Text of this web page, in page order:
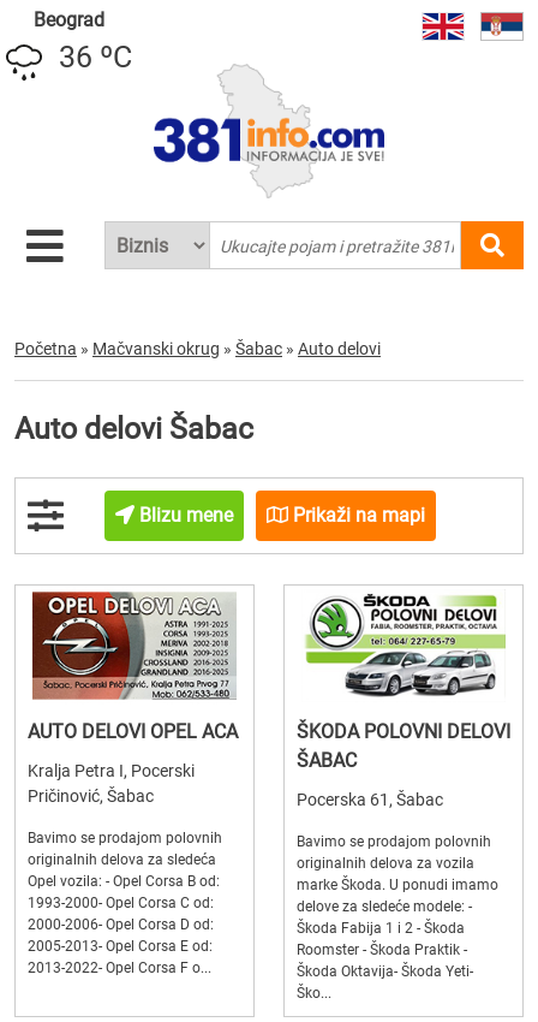
Beograd
36 ºC
Početna » Mačvanski okrug » Šabac » Auto delovi
Auto delovi Šabac
Blizu mene Prikaži na mapi
AUTO DELOVI OPEL ACA
Kralja Petra I, Pocerski
Pričinović, Šabac
Bavimo se prodajom polovnih
originalnih delova za sledeća
Opel vozila: - Opel Corsa B od:
1993-2000- Opel Corsa C od:
2000-2006- Opel Corsa D od:
2005-2013- Opel Corsa E od:
2013-2022- Opel Corsa F o...
ŠKODA POLOVNI DELOVI
ŠABAC
Pocerska 61, Šabac
Bavimo se prodajom polovnih
originalnih delova za vozila
marke Škoda. U ponudi imamo
delove za sledeće modele: -
Škoda Fabija 1 i 2 - Škoda
Roomster - Škoda Praktik -
Škoda Oktavija- Škoda Yeti-
Ško...